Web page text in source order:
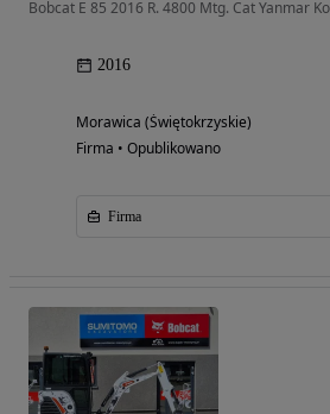
Bobcat E 85 2016 R. 4800 Mtg. Cat Yanmar
2016
Morawica (Świętokrzyskie)
Firma • Opublikowano
Firma